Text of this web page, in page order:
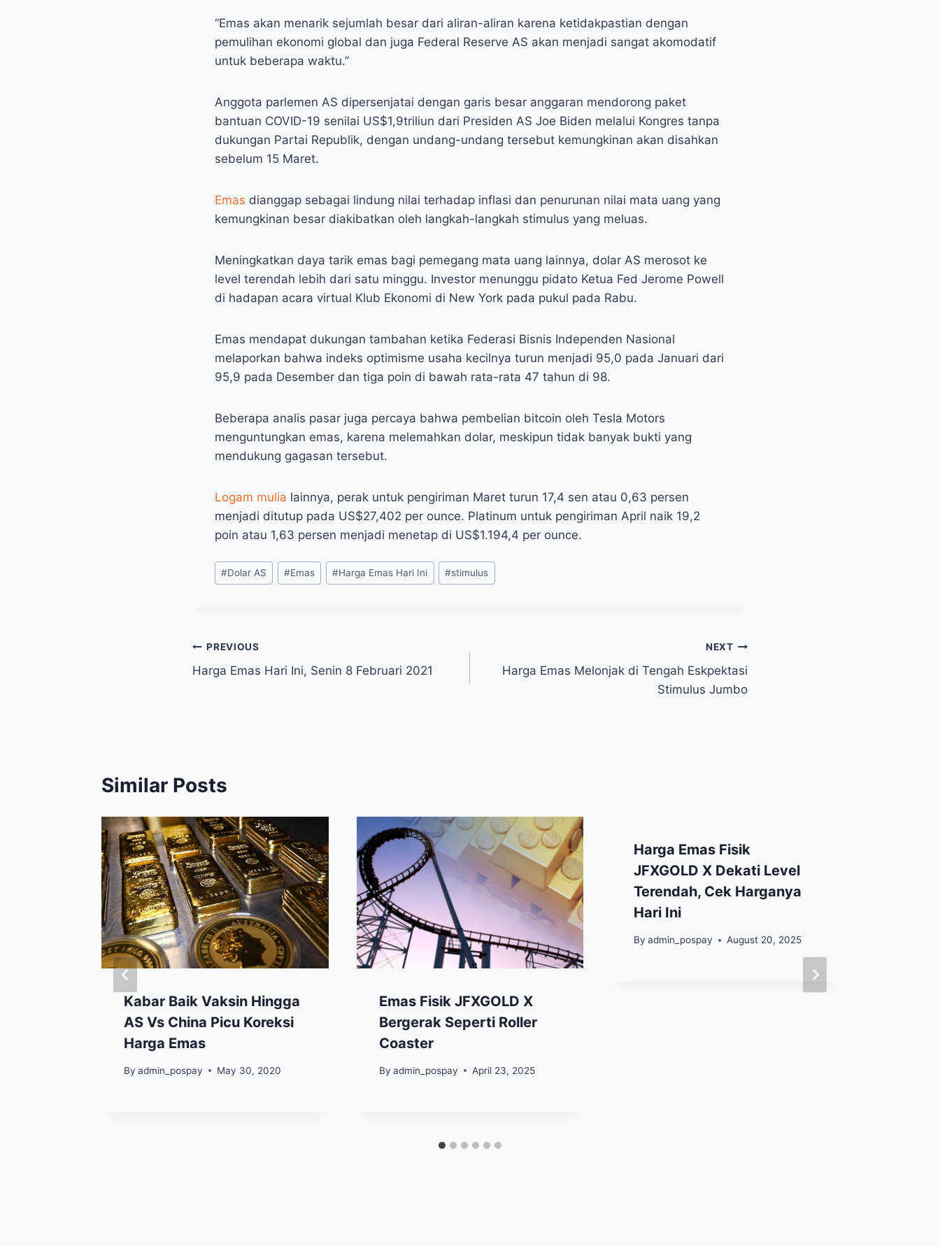
“Emas akan menarik sejumlah besar dari aliran-aliran karena ketidakpastian dengan
pemulihan ekonomi global dan juga Federal Reserve AS akan menjadi sangat akomodatif
untuk beberapa waktu.”
Anggota parlemen AS dipersenjatai dengan garis besar anggaran mendorong paket
bantuan COVID-19 senilai US$1,9triliun dari Presiden AS Joe Biden melalui Kongres tanpa
dukungan Partai Republik, dengan undang-undang tersebut kemungkinan akan disahkan
sebelum 15 Maret.
Emas dianggap sebagai lindung nilai terhadap inflasi dan penurunan nilai mata uang yang
kemungkinan besar diakibatkan oleh langkah-langkah stimulus yang meluas.
Meningkatkan daya tarik emas bagi pemegang mata uang lainnya, dolar AS merosot ke
level terendah lebih dari satu minggu. Investor menunggu pidato Ketua Fed Jerome Powell
di hadapan acara virtual Klub Ekonomi di New York pada pukul pada Rabu.
Emas mendapat dukungan tambahan ketika Federasi Bisnis Independen Nasional
melaporkan bahwa indeks optimisme usaha kecilnya turun menjadi 95,0 pada Januari dari
95,9 pada Desember dan tiga poin di bawah rata-rata 47 tahun di 98.
Beberapa analis pasar juga percaya bahwa pembelian bitcoin oleh Tesla Motors
menguntungkan emas, karena melemahkan dolar, meskipun tidak banyak bukti yang
mendukung gagasan tersebut.
Logam mulia lainnya, perak untuk pengiriman Maret turun 17,4 sen atau 0,63 persen
menjadi ditutup pada US$27,402 per ounce. Platinum untuk pengiriman April naik 19,2
poin atau 1,63 persen menjadi menetap di US$1.194,4 per ounce.
Post
Tags:
#Dolar AS #Emas #Harga Emas Hari Ini #stimulus
Post
navigation
PREVIOUS
Harga Emas Hari Ini, Senin 8 Februari 2021
NEXT
Harga Emas Melonjak di Tengah Eskpektasi
Stimulus Jumbo
Similar Posts
Kabar Baik Vaksin Hingga
AS Vs China Picu Koreksi
Harga Emas
By admin_pospay May 30, 2020
Emas Fisik JFXGOLD X
Bergerak Seperti Roller
Coaster
By admin_pospay April 23, 2025
Harga Emas Fisik
JFXGOLD X Dekati Level
Terendah, Cek Harganya
Hari Ini
By admin_pospay August 20, 2025